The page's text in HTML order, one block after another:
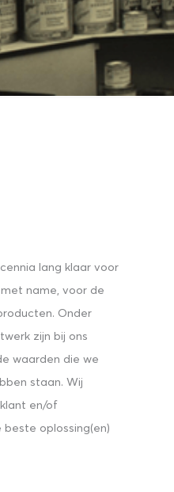
lang klaar voor
name, voor de
Onder
zijn bij ons
waarden die we
staan. Wij
en/of
oplossing(en)